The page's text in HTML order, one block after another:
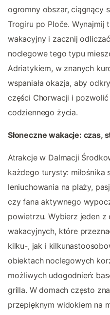
ogromny obszar, ciągnący
Trogiru po Ploče. Wynajmij
wakacyjny i zacznij
noclegowe tego typu
Adriatykiem, w znanych
wspaniała okazja, aby
części Chorwacji i
codziennego życia.
Słoneczne wakacje: czas,
Atrakcje w Dalmacji
każdego turysty:
leniuchowania na plaży,
czy fana aktywnego
powietrzu. Wybierz jeden
wakacyjnych, które
kilku-, jak i
obiektach noclegowych
możliwych udogodnień:
grilla. W domach często
przepięknym widokiem na